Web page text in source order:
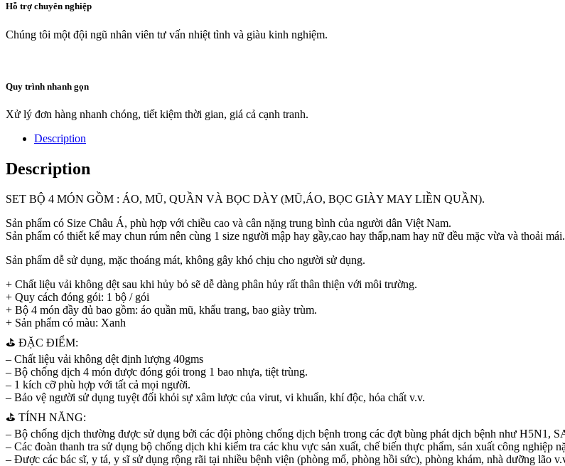
Hỗ trợ chuyên nghiệp
Chúng tôi một đội ngũ nhân viên tư vấn nhiệt tình và giàu kinh nghiệm.
Quy trình nhanh gọn
Xử lý đơn hàng nhanh chóng, tiết kiệm thời gian, giá cả cạnh tranh.
Description
Description
SET BỘ 4 MÓN GỒM : ÁO, MŨ, QUẦN VÀ BỌC DÀY (MŨ,ÁO, BỌC GIÀY MAY LIỀN QUẦN).
Sản phẩm có Size Châu Á, phù hợp với chiều cao và cân nặng trung bình của người dân Việt Nam.
Sản phẩm có thiết kế may chun rúm nên cùng 1 size người mập hay gầy,cao hay thấp,nam hay nữ đều mặc vừa và thoải mái.
Sản phẩm dễ sử dụng, mặc thoáng mát, không gây khó chịu cho người sử dụng.
+ Chất liệu vải không dệt sau khi hủy bỏ sẽ dễ dàng phân hủy rất thân thiện với môi trường.
+ Quy cách đóng gói: 1 bộ / gói
+ Bộ 4 món đầy đủ bao gồm: áo quần mũ, khẩu trang, bao giày trùm.
+ Sản phẩm có màu: Xanh
⛳️ ĐẶC ĐIỂM:
– Chất liệu vải không dệt định lượng 40gms
– Bộ chống dịch 4 món được đóng gói trong 1 bao nhựa, tiệt trùng.
– 1 kích cỡ phù hợp với tất cả mọi người.
– Bảo vệ người sử dụng tuyệt đối khỏi sự xâm lược của virut, vi khuẩn, khí độc, hóa chất v.v.
⛳️ TÍNH NĂNG:
– Bộ chống dịch thường được sử dụng bởi các đội phòng chống dịch bệnh trong các đợt bùng phát dịch bệnh như H5N1,
– Các đoàn thanh tra sử dụng bộ chống dịch khi kiểm tra các khu vực sản xuất, chế biến thực phẩm, sản xuất công nghiệp
– Được các bác sĩ, y tá, y sĩ sử dụng rộng rãi tại nhiều bệnh viện (phòng mổ, phòng hồi sức), phòng khám, nhà dưỡng lão